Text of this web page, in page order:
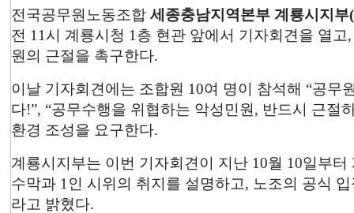
전국공무원노동조합 세종충남지역본부 계룡시지
전 11시 계룡시청 1층 현관 앞에서 기자회견을 열
원의 근절을 촉구한다.
이날 기자회견에는 조합원 10여 명이 참석해 “공무
다!”, “공무수행을 위협하는 악성민원, 반드시 근절
환경 조성을 요구한다.
계룡시지부는 이번 기자회견이 지난 10월 10일부
수막과 1인 시위의 취지를 설명하고, 노조의 공식
라고 밝혔다.